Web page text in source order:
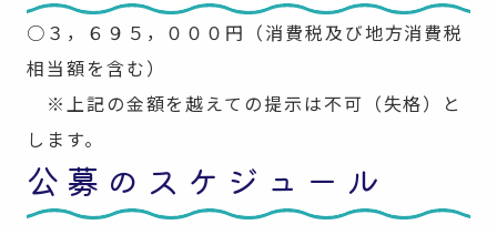
○３，６９５，０００円（消費税及び地方消費税
相当額を含む）
※上記の金額を越えての提示は不可（失格）と
します。
公募のスケジュール